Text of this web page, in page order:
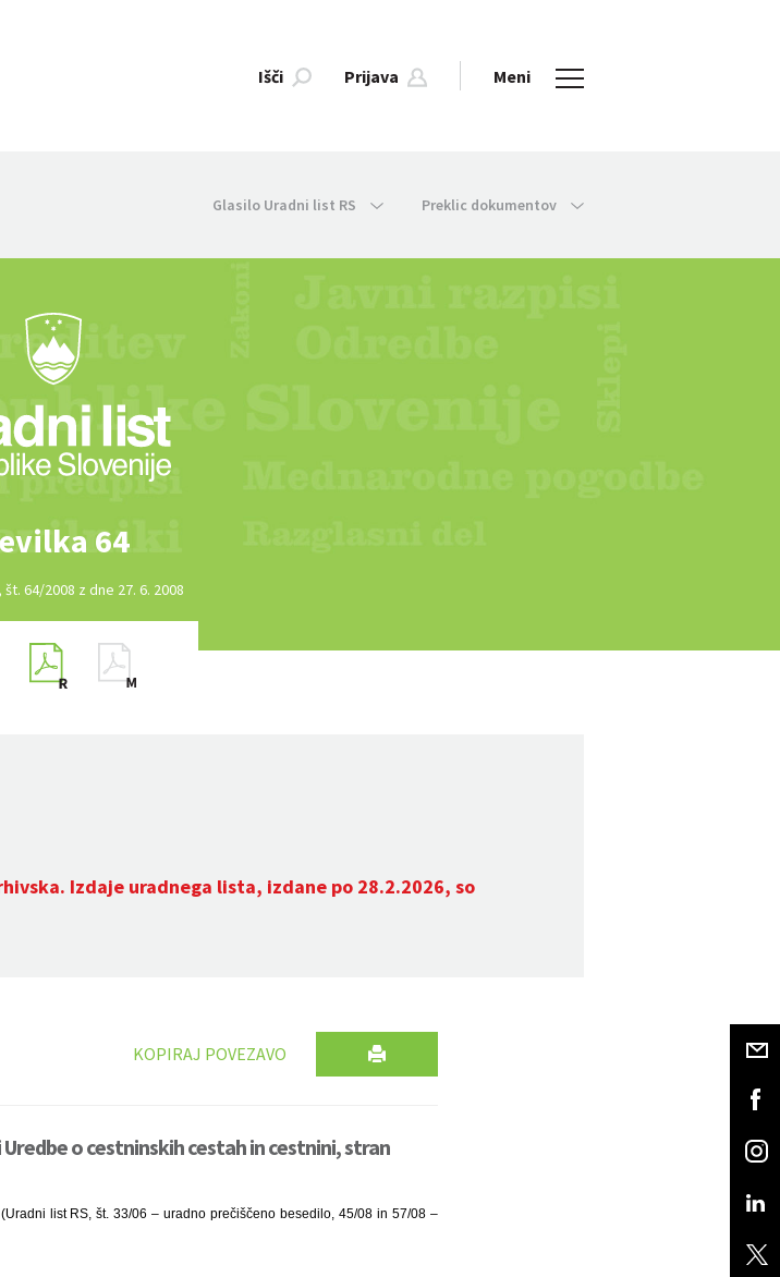
Išči Prijava Meni
Glasilo Uradni list RS Preklic dokumentov
64
64/2008 z dne 27. 6. 2008
Izdaje uradnega lista, izdane po 28.2.2026, so
KOPIRAJ POVEZAVO
o cestninskih cestah in cestnini, stran
list RS, št. 33/06 – uradno prečiščeno besedilo, 45/08 in 57/08 –